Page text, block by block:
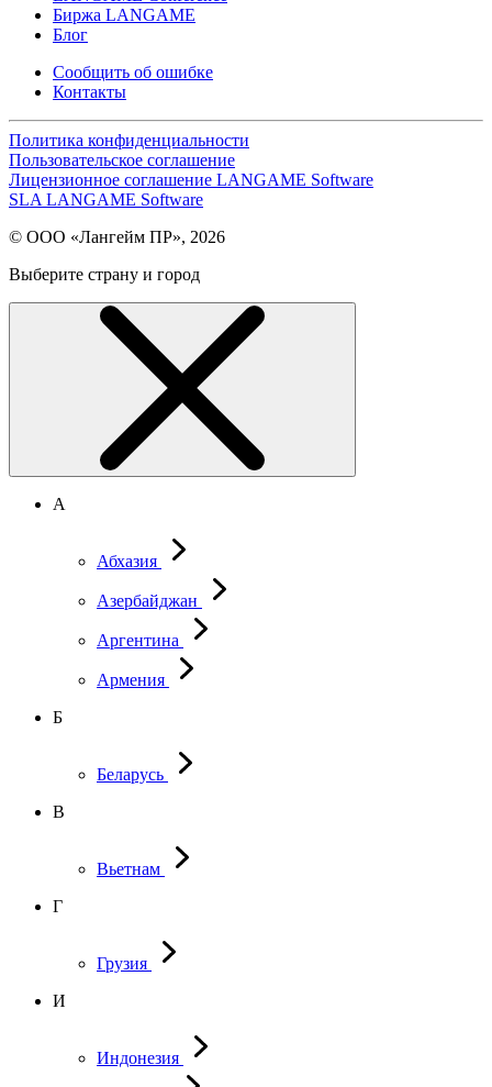
Биржа LANGAME
Блог
Сообщить об ошибке
Контакты
Политика конфиденциальности
Пользовательское соглашение
Лицензионное соглашение LANGAME Software
SLA LANGAME Software
© ООО «Лангейм ПР», 2026
Выберите страну и город
А
Абхазия
Азербайджан
Аргентина
Армения
Б
Беларусь
В
Вьетнам
Г
Грузия
И
Индонезия